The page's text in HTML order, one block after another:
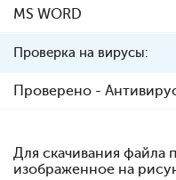
MS WORD
Проверка на вирусы:
Проверено -
Для скачивания файла
изображенное на